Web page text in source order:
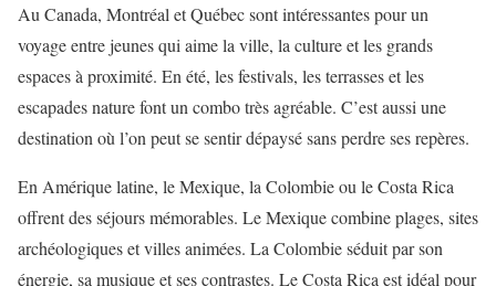
Au Canada, Montréal et Québec sont intéressantes pour un
voyage entre jeunes qui aime la ville, la culture et les grands
espaces à proximité. En été, les festivals, les terrasses et les
escapades nature font un combo très agréable. C’est aussi une
destination où l’on peut se sentir dépaysé sans perdre ses repères.
En Amérique latine, le Mexique, la Colombie ou le Costa Rica
offrent des séjours mémorables. Le Mexique combine plages, sites
archéologiques et villes animées. La Colombie séduit par son
énergie, sa musique et ses contrastes. Le Costa Rica est idéal pour